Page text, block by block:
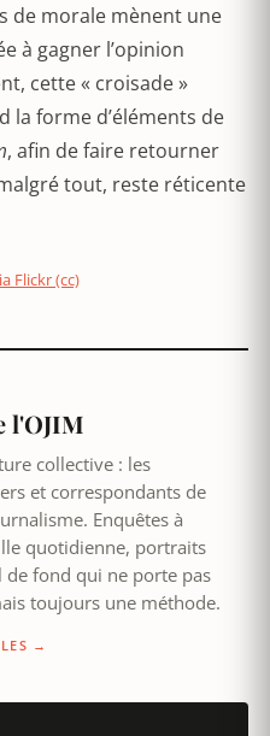
de morale mènent une
à gagner l’opinion
cette « croisade »
la forme d’éléments de
, afin de faire retourner
tout, reste réticente
Flickr (cc)
l'OJIM
collective : les
et correspondants de
Enquêtes à
quotidienne, portraits
de fond qui ne porte pas
toujours une méthode.
→